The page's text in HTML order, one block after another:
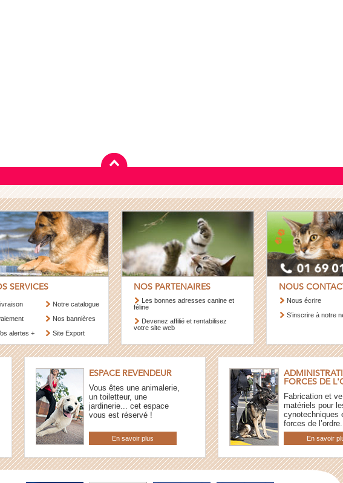
SERVICES
alertes +
Notre catalogue
Nos bannières
Site Export
NOS PARTENAIRES
Les bonnes adresses canine et
féline
Devenez affilié et rentabilisez
votre site web
NOUS
Nous écrire
S’inscrire à notre
ESPACE REVENDEUR
Vous êtes une animalerie,
un toiletteur, une
jardinerie... cet espace
vous est réservé !
En savoir plus
FORCES DE
Fabrication et
matériels pour
cynotechniques
forces de l’ordre.
En savoir